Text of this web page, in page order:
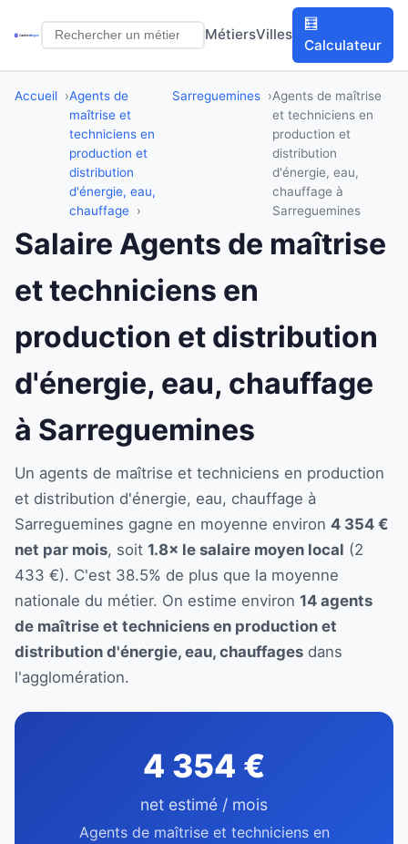
MétiersVilles
🧮
Calculateur
Accueil
Agents de
maîtrise et
techniciens en
production et
distribution
d'énergie, eau,
chauffage
Sarreguemines
Agents de maîtrise
et techniciens en
production et
distribution
d'énergie, eau,
chauffage à
Sarreguemines
Salaire Agents de maîtrise
et techniciens en
production et distribution
d'énergie, eau, chauffage
à Sarreguemines
Un agents de maîtrise et techniciens en production
et distribution d'énergie, eau, chauffage à
Sarreguemines gagne en moyenne environ 4 354 €
net par mois, soit 1.8× le salaire moyen local (2
433 €). C'est 38.5% de plus que la moyenne
nationale du métier. On estime environ 14 agents
de maîtrise et techniciens en production et
distribution d'énergie, eau, chauffages dans
l'agglomération.
4 354 €
net estimé / mois
Agents de maîtrise et techniciens en